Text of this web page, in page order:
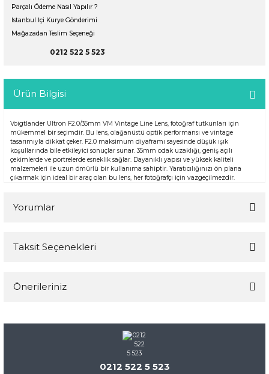
Parçalı Ödeme Nasıl Yapılır ?
İstanbul İçi Kurye Gönderimi
Mağazadan Teslim Seçeneği
0212 522 5 523
Ürün Bilgisi
Voigtlander Ultron F2.0/35mm VM Vintage Line Lens, fotoğraf tutkunları için
mükemmel bir seçimdir. Bu lens, olağanüstü optik performansı ve vintage
tasarımıyla dikkat çeker. F2.0 maksimum diyaframı sayesinde düşük ışık
koşullarında bile etkileyici sonuçlar sunar. 35mm odak uzaklığı, geniş açılı
çekimlerde ve portrelerde esneklik sağlar. Dayanıklı yapısı ve yüksek kaliteli
malzemeleri ile uzun ömürlü bir kullanıma sahiptir. Yaratıcılığınızı ön plana
çıkarmak için ideal bir araç olan bu lens, her fotoğrafçı için vazgeçilmezdir.
Yorumlar
Taksit Seçenekleri
Önerileriniz
konularda yetersiz gördüğünüz noktaları öneri formunu
kullanarak tarafımıza iletebilirsiniz.
Görüş ve önerileriniz için teşekkür ederiz.
0212 522 5 523